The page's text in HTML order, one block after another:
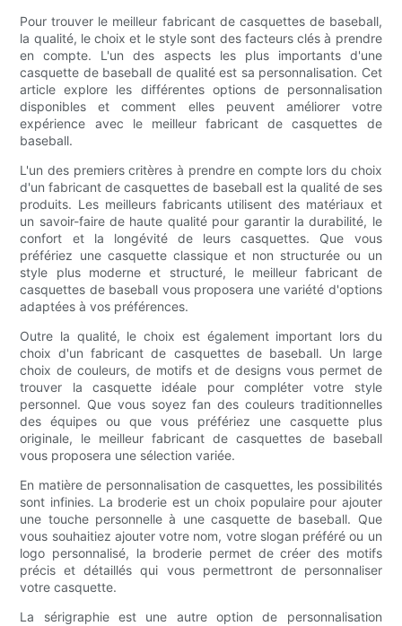
Pour trouver le meilleur fabricant de casquettes de baseball,
la qualité, le choix et le style sont des facteurs clés à prendre
en compte. L'un des aspects les plus importants d'une
casquette de baseball de qualité est sa personnalisation. Cet
article explore les différentes options de personnalisation
disponibles et comment elles peuvent améliorer votre
expérience avec le meilleur fabricant de casquettes de
baseball.
L'un des premiers critères à prendre en compte lors du choix
d'un fabricant de casquettes de baseball est la qualité de ses
produits. Les meilleurs fabricants utilisent des matériaux et
un savoir-faire de haute qualité pour garantir la durabilité, le
confort et la longévité de leurs casquettes. Que vous
préfériez une casquette classique et non structurée ou un
style plus moderne et structuré, le meilleur fabricant de
casquettes de baseball vous proposera une variété d'options
adaptées à vos préférences.
Outre la qualité, le choix est également important lors du
choix d'un fabricant de casquettes de baseball. Un large
choix de couleurs, de motifs et de designs vous permet de
trouver la casquette idéale pour compléter votre style
personnel. Que vous soyez fan des couleurs traditionnelles
des équipes ou que vous préfériez une casquette plus
originale, le meilleur fabricant de casquettes de baseball
vous proposera une sélection variée.
En matière de personnalisation de casquettes, les possibilités
sont infinies. La broderie est un choix populaire pour ajouter
une touche personnelle à une casquette de baseball. Que
vous souhaitiez ajouter votre nom, votre slogan préféré ou un
logo personnalisé, la broderie permet de créer des motifs
précis et détaillés qui vous permettront de personnaliser
votre casquette.
La sérigraphie est une autre option de personnalisation